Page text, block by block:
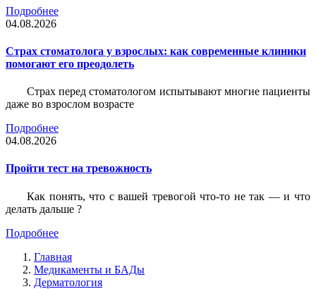
Подробнее
04.08.2026
Страх стоматолога у взрослых: как современные клиники
помогают его преодолеть
Страх перед стоматологом испытывают многие пациенты
даже во взрослом возрасте
Подробнее
04.08.2026
Пройти тест на тревожность
Как понять, что с вашей тревогой что-то не так — и что
делать дальше ?
Подробнее
Главная
Медикаменты и БАДы
Дерматология